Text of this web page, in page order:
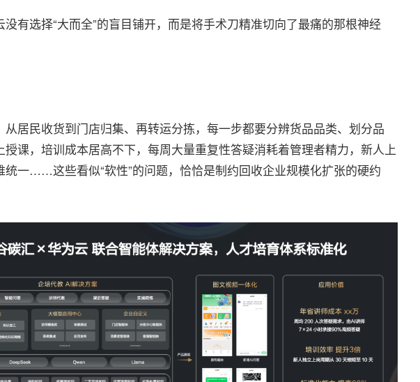
有选择“大而全”的盲目铺开，而是将手术刀精准切向了最痛的那根神经
居民收货到门店归集、再转运分拣，每一步都要分辨货品品类、划分品
课，培训成本居高不下，每周大量重复性答疑消耗着管理者精力，新人上
统一……这些看似“软性”的问题，恰恰是制约回收企业规模化扩张的硬约